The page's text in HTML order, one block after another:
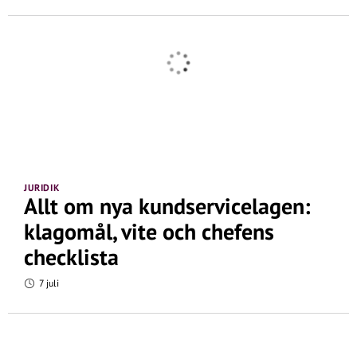
JURIDIK
Allt om nya kundservicelagen:
klagomål, vite och chefens
checklista
7 juli